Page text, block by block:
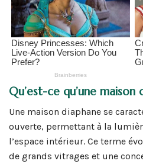
Qu’est-ce qu’une maison
Une maison diaphane se
ouverte, permettant à la
l’espace intérieur. Ce terme
de grands vitrages et une